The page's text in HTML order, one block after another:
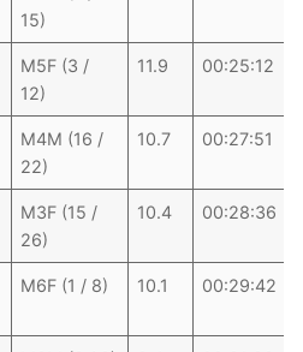
15)
M5F (3 /
12)
11.9 00:25:12
M4M (16 /
22)
10.7 00:27:51
M3F (15 /
26)
10.4 00:28:36
M6F (1 / 8) 10.1 00:29:42